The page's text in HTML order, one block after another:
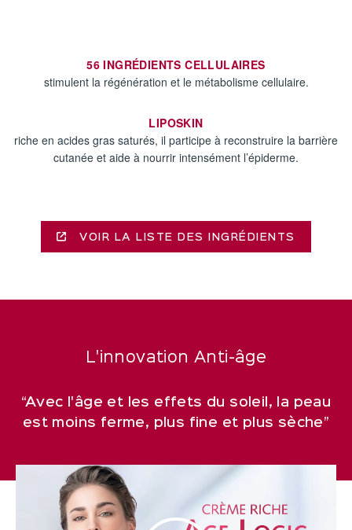
56 INGRÉDIENTS CELLULAIRES
stimulent la régénération et le métabolisme cellulaire.
LIPOSKIN
riche en acides gras saturés, il participe à reconstruire la barrière
cutanée et aide à nourrir intensément l’épiderme.
VOIR LA LISTE DES INGRÉDIENTS
L'innovation Anti-âge
“Avec l'âge et les effets du soleil, la peau
est moins ferme, plus fine et plus sèche”